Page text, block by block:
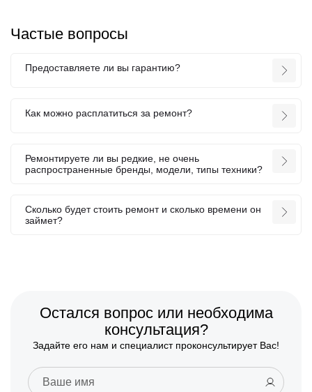
Частые вопросы
Предоставляете ли вы гарантию?
Как можно расплатиться за ремонт?
Ремонтируете ли вы редкие, не очень
распространенные бренды, модели, типы техники?
Сколько будет стоить ремонт и сколько времени он
займет?
Остался вопрос или необходима
консультация?
Задайте его нам и специалист проконсультирует Вас!